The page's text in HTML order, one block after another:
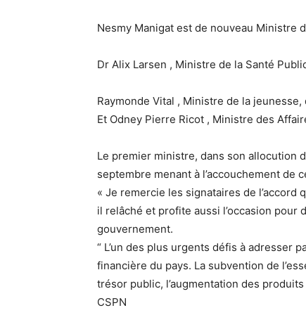
Nesmy Manigat est de nouveau Ministre
Dr Alix Larsen , Ministre de la Santé
Raymonde Vital , Ministre de la
Et Odney Pierre Ricot , Ministre des
Le premier ministre, dans son allocution
septembre menant à l’accouchement de
« Je remercie les signataires de
il relâché et profite aussi l’occasion pour
gouvernement.
“ L’un des plus urgents défis à adresser
financière du pays. La subvention de
trésor public, l’augmentation des
CSPN